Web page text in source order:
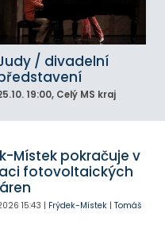
/ divadelní
19:00, Celý MS kraj
Místek pokračuje v
fotovoltaických
15:43 | Frýdek-Místek| Tomáš